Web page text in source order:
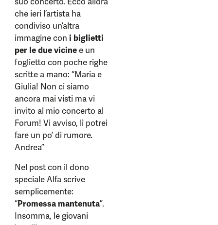
che ieri l’artista ha
condiviso un’altra
immagine con i biglietti
per le due vicinee un
foglietto con poche righe
scritte a mano: “Maria e
Giulia! Non ci siamo
ancora mai visti ma vi
invito al mio concerto al
Forum! Vi avviso, lì potrei
fare un po’ di rumore.
Andrea”
Nel post con il dono
speciale Alfa scrive
semplicemente:
“Promessa mantenuta”.
Insomma, le giovani